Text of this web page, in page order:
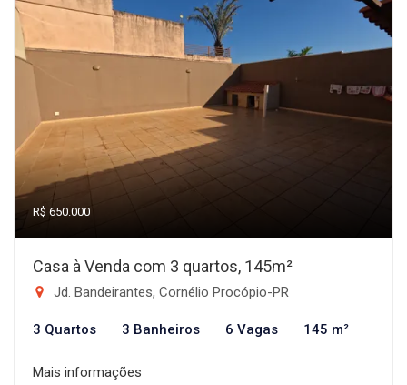
R$ 650.000
Casa à Venda com 3 quartos, 145m²
Jd. Bandeirantes, Cornélio Procópio-PR
3 Quartos 3 Banheiros 6 Vagas 145 m²
Mais informações